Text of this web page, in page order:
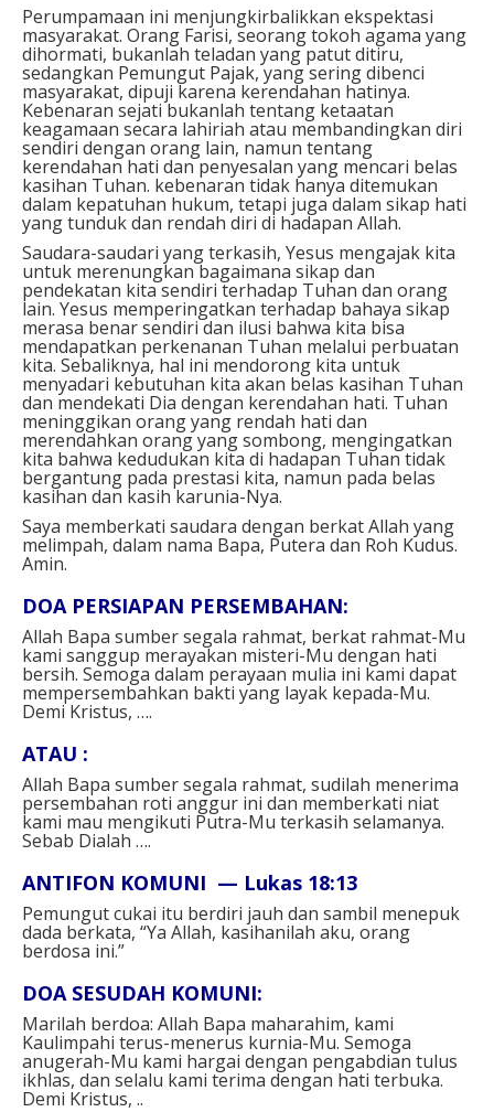
Perumpamaan ini menjungkirbalikkan ekspektasi
masyarakat. Orang Farisi, seorang tokoh agama yang
dihormati, bukanlah teladan yang patut ditiru,
sedangkan Pemungut Pajak, yang sering dibenci
masyarakat, dipuji karena kerendahan hatinya.
Kebenaran sejati bukanlah tentang ketaatan
keagamaan secara lahiriah atau membandingkan diri
sendiri dengan orang lain, namun tentang
kerendahan hati dan penyesalan yang mencari belas
kasihan Tuhan. kebenaran tidak hanya ditemukan
dalam kepatuhan hukum, tetapi juga dalam sikap hati
yang tunduk dan rendah diri di hadapan Allah.
Saudara-saudari yang terkasih, Yesus mengajak kita
untuk merenungkan bagaimana sikap dan
pendekatan kita sendiri terhadap Tuhan dan orang
lain. Yesus memperingatkan terhadap bahaya sikap
merasa benar sendiri dan ilusi bahwa kita bisa
mendapatkan perkenanan Tuhan melalui perbuatan
kita. Sebaliknya, hal ini mendorong kita untuk
menyadari kebutuhan kita akan belas kasihan Tuhan
dan mendekati Dia dengan kerendahan hati. Tuhan
meninggikan orang yang rendah hati dan
merendahkan orang yang sombong, mengingatkan
kita bahwa kedudukan kita di hadapan Tuhan tidak
bergantung pada prestasi kita, namun pada belas
kasihan dan kasih karunia-Nya.
Saya memberkati saudara dengan berkat Allah yang
melimpah, dalam nama Bapa, Putera dan Roh Kudus.
Amin.
DOA PERSIAPAN PERSEMBAHAN: ⁣
Allah Bapa sumber segala rahmat, berkat rahmat-Mu
kami sanggup merayakan misteri-Mu dengan hati
bersih. Semoga dalam perayaan mulia ini kami dapat
mempersembahkan bakti yang layak kepada-Mu.
Demi Kristus, ….⁣⁣
ATAU : ⁣
Allah Bapa sumber segala rahmat, sudilah menerima
persembahan roti anggur ini dan memberkati niat
kami mau mengikuti Putra-Mu terkasih selamanya.
Sebab Dialah ….⁣⁣
ANTIFON KOMUNI — Lukas 18:13⁣
Pemungut cukai itu berdiri jauh dan sambil menepuk
dada berkata, “Ya Allah, kasihanilah aku, orang
berdosa ini.”⁣
DOA SESUDAH KOMUNI:⁣
Marilah berdoa: Allah Bapa maharahim, kami
Kaulimpahi terus-menerus kurnia-Mu. Semoga
anugerah-Mu kami hargai dengan pengabdian tulus
ikhlas, dan selalu kami terima dengan hati terbuka.
Demi Kristus, ..⁣⁣